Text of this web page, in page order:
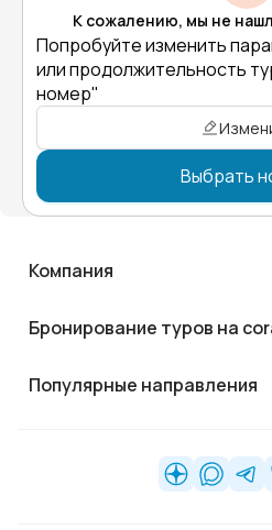
К сожалению, мы не
Попробуйте изменить
или продолжительность
номер"
Выбрать
Компания
Бронирование туров на
Популярные направления